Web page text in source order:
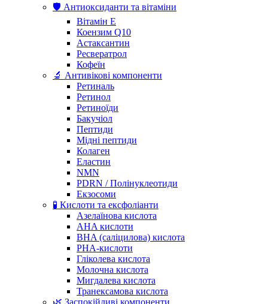
🛡️ Антиоксиданти та вітаміни
Вітамін Е
Коензим Q10
Астаксантин
Ресвератрол
Кофеїн
🔬 Антивікові компоненти
Ретиналь
Ретинол
Ретиноїди
Бакучіол
Пептиди
Мідні пептиди
Колаген
Еластин
NMN
PDRN / Полінуклеотиди
Екзосоми
🧪 Кислоти та ексфоліанти
Азелаїнова кислота
AHA кислоти
BHA (саліцилова) кислота
PHA-кислоти
Гліколева кислота
Молочна кислота
Мигдалева кислота
Транексамова кислота
🌿 Заспокійливі компоненти